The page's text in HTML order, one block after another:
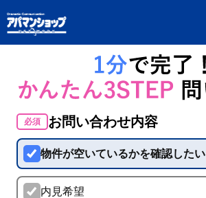
必須 お問い合わせ内容
物件が空いているかを確認したい
内見希望